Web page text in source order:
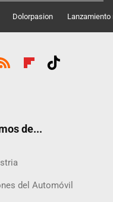
Dolorpasion Lanzamiento
de...
del Automóvil